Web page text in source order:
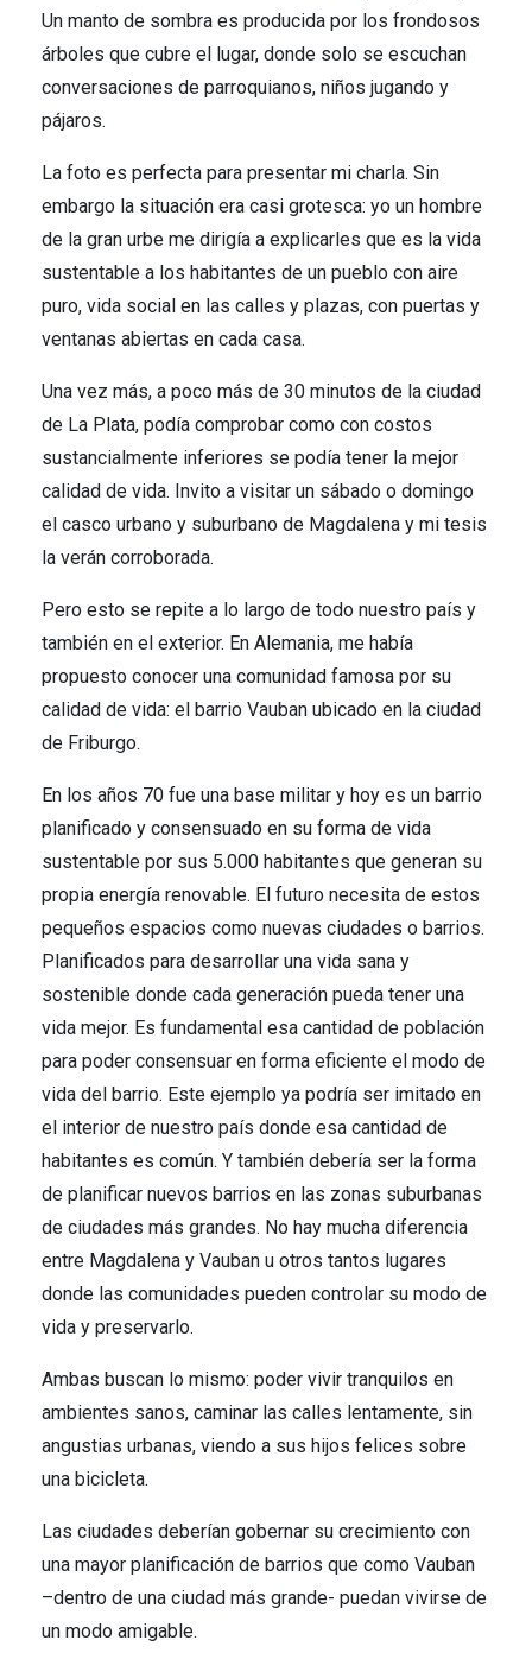
Un manto de sombra es producida por los frondosos
árboles que cubre el lugar, donde solo se escuchan
conversaciones de parroquianos, niños jugando y
pájaros.
La foto es perfecta para presentar mi charla. Sin
embargo la situación era casi grotesca: yo un hombre
de la gran urbe me dirigía a explicarles que es la vida
sustentable a los habitantes de un pueblo con aire
puro, vida social en las calles y plazas, con puertas y
ventanas abiertas en cada casa.
Una vez más, a poco más de 30 minutos de la ciudad
de La Plata, podía comprobar como con costos
sustancialmente inferiores se podía tener la mejor
calidad de vida. Invito a visitar un sábado o domingo
el casco urbano y suburbano de Magdalena y mi tesis
la verán corroborada.
Pero esto se repite a lo largo de todo nuestro país y
también en el exterior. En Alemania, me había
propuesto conocer una comunidad famosa por su
calidad de vida: el barrio Vauban ubicado en la ciudad
de Friburgo.
En los años 70 fue una base militar y hoy es un barrio
planificado y consensuado en su forma de vida
sustentable por sus 5.000 habitantes que generan su
propia energía renovable. El futuro necesita de estos
pequeños espacios como nuevas ciudades o barrios.
Planificados para desarrollar una vida sana y
sostenible donde cada generación pueda tener una
vida mejor. Es fundamental esa cantidad de población
para poder consensuar en forma eficiente el modo de
vida del barrio. Este ejemplo ya podría ser imitado en
el interior de nuestro país donde esa cantidad de
habitantes es común. Y también debería ser la forma
de planificar nuevos barrios en las zonas suburbanas
de ciudades más grandes. No hay mucha diferencia
entre Magdalena y Vauban u otros tantos lugares
donde las comunidades pueden controlar su modo de
vida y preservarlo.
Ambas buscan lo mismo: poder vivir tranquilos en
ambientes sanos, caminar las calles lentamente, sin
angustias urbanas, viendo a sus hijos felices sobre
una bicicleta.
Las ciudades deberían gobernar su crecimiento con
una mayor planificación de barrios que como Vauban
–dentro de una ciudad más grande- puedan vivirse de
un modo amigable.